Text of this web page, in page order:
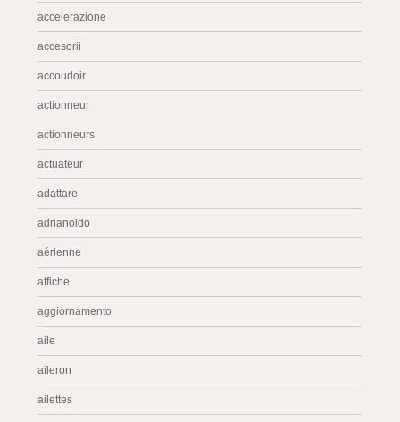
accelerazione
accesorii
accoudoir
actionneur
actionneurs
actuateur
adattare
adrianoldo
aérienne
affiche
aggiornamento
aile
aileron
ailettes